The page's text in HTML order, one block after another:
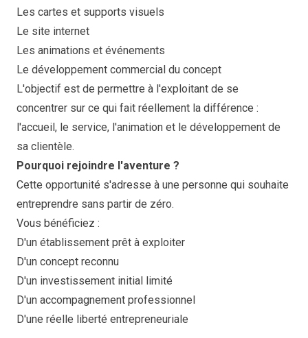
Les cartes et supports visuels
Le site internet
Les animations et événements
Le développement commercial du concept
L'objectif est de permettre à l'exploitant de se
concentrer sur ce qui fait réellement la différence :
l'accueil, le service, l'animation et le développement de
sa clientèle.
Pourquoi rejoindre l'aventure ?
Cette opportunité s'adresse à une personne qui souhaite
entreprendre sans partir de zéro.
Vous bénéficiez :
D'un établissement prêt à exploiter
D'un concept reconnu
D'un investissement initial limité
D'un accompagnement professionnel
D'une réelle liberté entrepreneuriale